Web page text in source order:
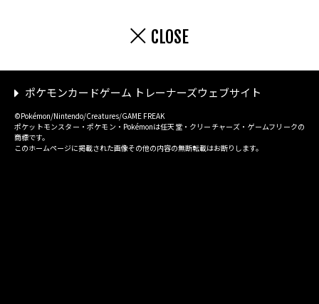
CLOSE
ポケモンカードゲーム トレーナーズウェブサイト
©Pokémon/Nintendo/Creatures/GAME FREAK
ポケットモンスター・ポケモン・Pokémonは任天堂・クリーチャーズ・ゲームフリークの
商標です。
このホームページに掲載された画像その他の内容の無断転載はお断りします。